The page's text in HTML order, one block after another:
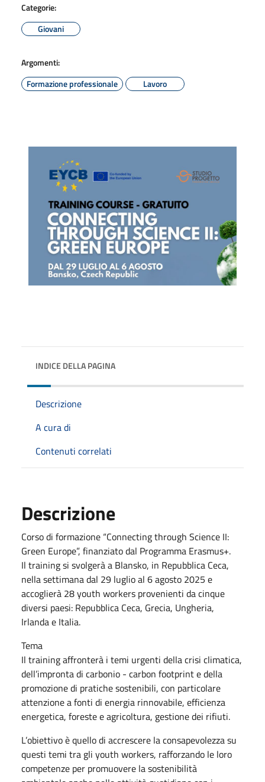
Categorie:
Giovani
Argomenti:
Formazione professionale
Lavoro
INDICE DELLA PAGINA
Descrizione
A cura di
Contenuti correlati
Descrizione
Corso di formazione “Connecting through Science II:
Green Europe”, finanziato dal Programma Erasmus+.
Il training si svolgerà a Blansko, in Repubblica Ceca,
nella settimana dal 29 luglio al 6 agosto 2025 e
accoglierà 28 youth workers provenienti da cinque
diversi paesi: Repubblica Ceca, Grecia, Ungheria,
Irlanda e Italia.
Tema
Il training affronterà i temi urgenti della crisi climatica,
dell’impronta di carbonio - carbon footprint e della
promozione di pratiche sostenibili, con particolare
attenzione a fonti di energia rinnovabile, efficienza
energetica, foreste e agricoltura, gestione dei rifiuti.
L’obiettivo è quello di accrescere la consapevolezza su
questi temi tra gli youth workers, rafforzando le loro
competenze per promuovere la sostenibilità